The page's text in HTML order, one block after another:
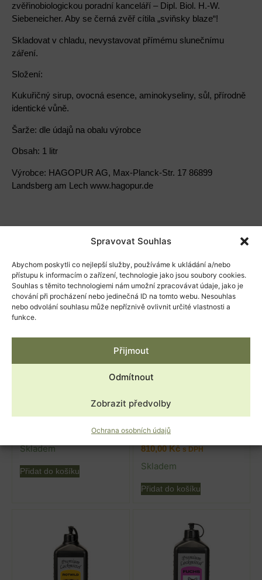
Spravovat Souhlas
Abychom poskytli co nejlepší služby, používáme k ukládání a/nebo
přístupu k informacím o zařízení, technologie jako jsou soubory cookies.
Souhlas s těmito technologiemi nám umožní zpracovávat údaje, jako je
chování při procházení nebo jedinečná ID na tomto webu. Nesouhlas
nebo odvolání souhlasu může nepříznivě ovlivnit určité vlastnosti a
funkce.
Přijmout
Odmítnout
Zobrazit předvolby
Ochrana osobních údajů
zvěřinobiologickou poradní kanceláří – Dipl. Biol. H.-W.
Siebeneicher. Aby se černá zvěř cítila „sviňsky blaze“!
Skladovat v chladu, nevystavovat přímému slunečnímu
záření.
Složení:
Kukuřičný sirup, ovocná esence, aminokyseliny, sůl, přírodně
identické vůně.
Šarže: dle údajů na obalu výrobce
Obsah: 1 litr
Výrobce: HAGOPUR AG, Max-Planck-Str. 17 86899
Landsberg am Lech www.hagopur.de
Související produkty
Skladem
Přidat do košíku
lanýž
810,00Kč s DPH
Skladem
Přidat do košíku